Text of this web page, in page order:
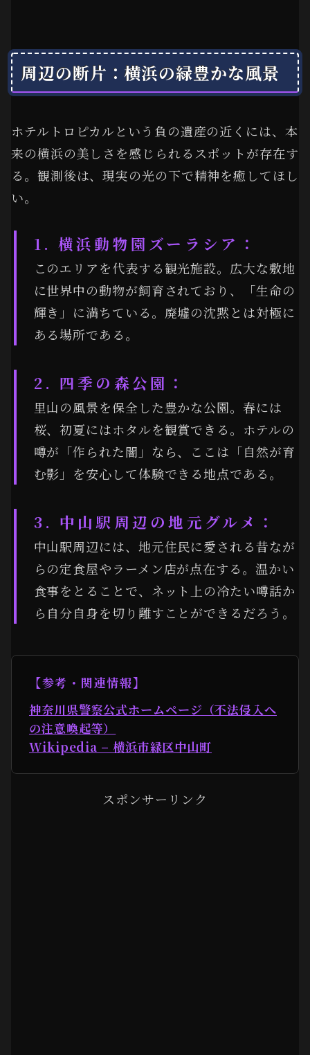
周辺の断片：横浜の緑豊かな風景
ホテルトロピカルという負の遺産の近くには、本
来の横浜の美しさを感じられるスポットが存在す
る。観測後は、現実の光の下で精神を癒してほし
い。
1. 横浜動物園ズーラシア：
このエリアを代表する観光施設。広大な敷地
に世界中の動物が飼育されており、「生命の
輝き」に満ちている。廃墟の沈黙とは対極に
ある場所である。
2. 四季の森公園：
里山の風景を保全した豊かな公園。春には
桜、初夏にはホタルを観賞できる。ホテルの
噂が「作られた闇」なら、ここは「自然が育
む影」を安心して体験できる地点である。
3. 中山駅周辺の地元グルメ：
中山駅周辺には、地元住民に愛される昔なが
らの定食屋やラーメン店が点在する。温かい
食事をとることで、ネット上の冷たい噂話か
ら自分自身を切り離すことができるだろう。
【参考・関連情報】
神奈川県警察公式ホームページ（不法侵入へ
の注意喚起等）
Wikipedia – 横浜市緑区中山町
スポンサーリンク